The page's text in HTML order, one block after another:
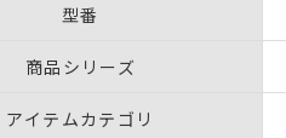
型番
商品シリーズ
アイテムカテゴリ